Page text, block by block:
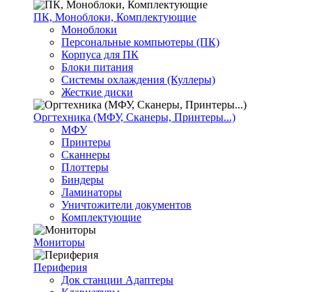
ПК, Моноблоки, Комплектующие
Моноблоки
Персональные компьютеры (ПК)
Корпуса для ПК
Блоки питания
Системы охлаждения (Куллеры)
Жесткие диски
Оргтехника (МФУ, Сканеры, Принтеры...)
МФУ
Принтеры
Сканнеры
Плоттеры
Биндеры
Ламинаторы
Уничтожители документов
Комплектующие
Мониторы
Периферия
Док станции Адаптеры